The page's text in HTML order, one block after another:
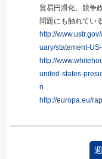
貿易円滑化、競争
問題にも触れている
http://
uary/statement-
http://
united-states-
n
http://europa.eu/